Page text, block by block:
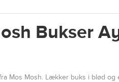
Bukser
Mos Mosh. Lækker buks i blød og